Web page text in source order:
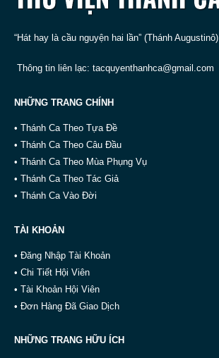
“Hát hay là cầu nguyện hai lần” (Thánh Augustinô)
Thông tin liên lạc: tacquyenthanhca@gmail.com
NHỮNG TRANG CHÍNH
• Thánh Ca Theo Tựa Đề
• Thánh Ca Theo Câu Đầu
• Thánh Ca Theo Mùa Phụng Vụ
• Thánh Ca Theo Tác Giả
• Thánh Ca Vào Đời
TÀI KHOẢN
• Đăng Nhập Tài Khoản
• Chi Tiết Hội Viên
• Tài Khoản Hội Viên
• Đơn Hàng Đã Giao Dịch
NHỮNG TRANG HỮU ÍCH